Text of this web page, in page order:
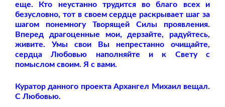
еще. Кто неустанно трудится во благо всех и
безусловно, тот в своем сердце раскрывает шаг за
шагом понемногу Творящей Силы проявления.
Вперед драгоценные мои, дерзайте, радуйтесь,
живите. Умы свои Вы непрестанно очищайте,
сердца Любовью наполняйте и к Свету с
помыслом своим. Я с вами.
Куратор данного проекта Архангел Михаил вещал.
С Любовью.